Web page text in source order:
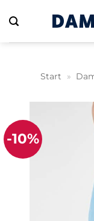
Inhalt
springen
Start »
-10%